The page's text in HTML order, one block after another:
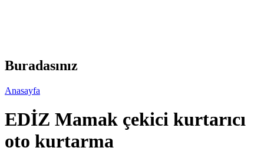
Buradasınız
Anasayfa
EDİZ Mamak çekici kurtarıcı
oto kurtarma